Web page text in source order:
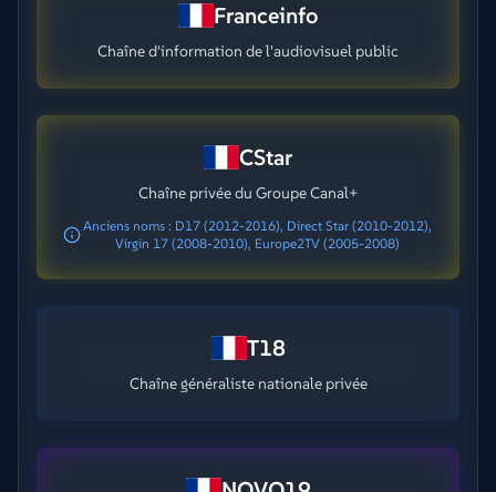
Franceinfo
Chaîne d'information de l'audiovisuel public
CStar
Chaîne privée du Groupe Canal+
Anciens noms : D17 (2012-2016), Direct Star (2010-2012),
Virgin 17 (2008-2010), Europe2TV (2005-2008)
T18
Chaîne généraliste nationale privée